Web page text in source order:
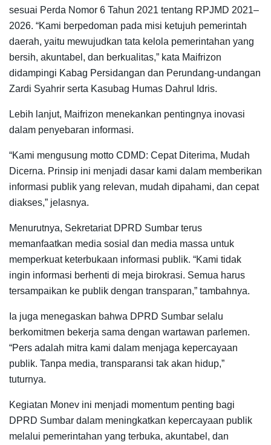
sesuai Perda Nomor 6 Tahun 2021 tentang RPJMD 2021–
2026. “Kami berpedoman pada misi ketujuh pemerintah
daerah, yaitu mewujudkan tata kelola pemerintahan yang
bersih, akuntabel, dan berkualitas,” kata Maifrizon
didampingi Kabag Persidangan dan Perundang-undangan
Zardi Syahrir serta Kasubag Humas Dahrul Idris.
Lebih lanjut, Maifrizon menekankan pentingnya inovasi
dalam penyebaran informasi.
“Kami mengusung motto CDMD: Cepat Diterima, Mudah
Dicerna. Prinsip ini menjadi dasar kami dalam memberikan
informasi publik yang relevan, mudah dipahami, dan cepat
diakses,” jelasnya.
Menurutnya, Sekretariat DPRD Sumbar terus
memanfaatkan media sosial dan media massa untuk
memperkuat keterbukaan informasi publik. “Kami tidak
ingin informasi berhenti di meja birokrasi. Semua harus
tersampaikan ke publik dengan transparan,” tambahnya.
Ia juga menegaskan bahwa DPRD Sumbar selalu
berkomitmen bekerja sama dengan wartawan parlemen.
“Pers adalah mitra kami dalam menjaga kepercayaan
publik. Tanpa media, transparansi tak akan hidup,”
tuturnya.
Kegiatan Monev ini menjadi momentum penting bagi
DPRD Sumbar dalam meningkatkan kepercayaan publik
melalui pemerintahan yang terbuka, akuntabel, dan